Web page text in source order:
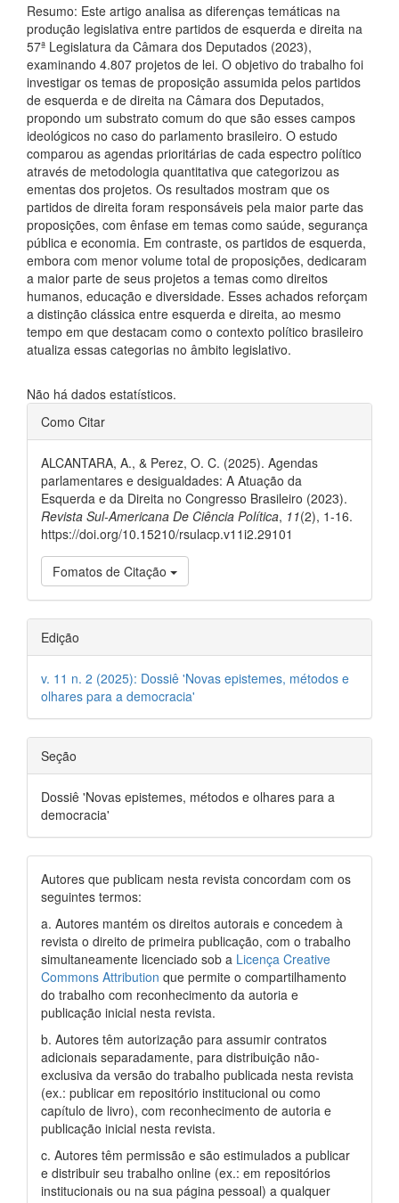
Resumo: Este artigo analisa as diferenças temáticas na
produção legislativa entre partidos de esquerda e direita na
57ª Legislatura da Câmara dos Deputados (2023),
examinando 4.807 projetos de lei. O objetivo do trabalho foi
investigar os temas de proposição assumida pelos partidos
de esquerda e de direita na Câmara dos Deputados,
propondo um substrato comum do que são esses campos
ideológicos no caso do parlamento brasileiro. O estudo
comparou as agendas prioritárias de cada espectro político
através de metodologia quantitativa que categorizou as
ementas dos projetos. Os resultados mostram que os
partidos de direita foram responsáveis pela maior parte das
proposições, com ênfase em temas como saúde, segurança
pública e economia. Em contraste, os partidos de esquerda,
embora com menor volume total de proposições, dedicaram
a maior parte de seus projetos a temas como direitos
humanos, educação e diversidade. Esses achados reforçam
a distinção clássica entre esquerda e direita, ao mesmo
tempo em que destacam como o contexto político brasileiro
atualiza essas categorias no âmbito legislativo.
Não há dados estatísticos.
Como Citar
ALCANTARA, A., & Perez, O. C. (2025). Agendas
parlamentares e desigualdades: A Atuação da
Esquerda e da Direita no Congresso Brasileiro (2023).
Revista Sul-Americana De Ciência Política, 11(2), 1-16.
https://doi.org/10.15210/rsulacp.v11i2.29101
Fomatos de Citação
Edição
v. 11 n. 2 (2025): Dossiê 'Novas epistemes, métodos e
olhares para a democracia'
Seção
Dossiê 'Novas epistemes, métodos e olhares para a
democracia'
Autores que publicam nesta revista concordam com os
seguintes termos:
a. Autores mantém os direitos autorais e concedem à
revista o direito de primeira publicação, com o trabalho
simultaneamente licenciado sob a Licença Creative
Commons Attribution que permite o compartilhamento
do trabalho com reconhecimento da autoria e
publicação inicial nesta revista.
b. Autores têm autorização para assumir contratos
adicionais separadamente, para distribuição não-
exclusiva da versão do trabalho publicada nesta revista
(ex.: publicar em repositório institucional ou como
capítulo de livro), com reconhecimento de autoria e
publicação inicial nesta revista.
c. Autores têm permissão e são estimulados a publicar
e distribuir seu trabalho online (ex.: em repositórios
institucionais ou na sua página pessoal) a qualquer